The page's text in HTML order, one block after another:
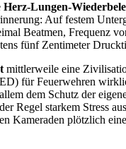
Herz-Lungen-
Auf festem
Beatmen, Frequenz
fünf Zentimeter
mittlerweile eine
für Feuerwehren
dem Schutz der
Regel starkem Stress
Kameraden plötzlich